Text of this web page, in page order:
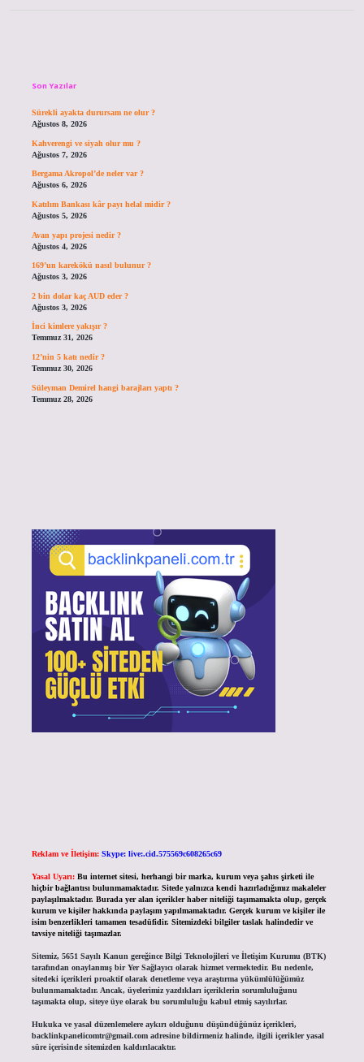
Son Yazılar
Sürekli ayakta durursam ne olur ?
Ağustos 8, 2026
Kahverengi ve siyah olur mu ?
Ağustos 7, 2026
Bergama Akropol’de neler var ?
Ağustos 6, 2026
Katılım Bankası kâr payı helal midir ?
Ağustos 5, 2026
Avan yapı projesi nedir ?
Ağustos 4, 2026
169’un karekökü nasıl bulunur ?
Ağustos 3, 2026
2 bin dolar kaç AUD eder ?
Ağustos 3, 2026
İnci kimlere yakışır ?
Temmuz 31, 2026
12’nin 5 katı nedir ?
Temmuz 30, 2026
Süleyman Demirel hangi barajları yaptı ?
Temmuz 28, 2026
Reklam ve İletişim: Skype: live:.cid.575569c608265c69
Yasal Uyarı: Bu internet sitesi, herhangi bir marka, kurum veya şahıs şirketi ile
hiçbir bağlantısı bulunmamaktadır. Sitede yalnızca kendi hazırladığımız makaleler
paylaşılmaktadır. Burada yer alan içerikler haber niteliği taşımamakta olup, gerçek
kurum ve kişiler hakkında paylaşım yapılmamaktadır. Gerçek kurum ve kişiler ile
isim benzerlikleri tamamen tesadüfidir. Sitemizdeki bilgiler taslak halindedir ve
tavsiye niteliği taşımazlar.
Sitemiz, 5651 Sayılı Kanun gereğince Bilgi Teknolojileri ve İletişim Kurumu (BTK)
tarafından onaylanmış bir Yer Sağlayıcı olarak hizmet vermektedir. Bu nedenle,
sitedeki içerikleri proaktif olarak denetleme veya araştırma yükümlülüğümüz
bulunmamaktadır. Ancak, üyelerimiz yazdıkları içeriklerin sorumluluğunu
taşımakta olup, siteye üye olarak bu sorumluluğu kabul etmiş sayılırlar.
Hukuka ve yasal düzenlemelere aykırı olduğunu düşündüğünüz içerikleri,
backlinkpanelicomtr@gmail.comadresine bildirmeniz halinde, ilgili içerikler yasal
süre içerisinde sitemizden kaldırılacaktır.